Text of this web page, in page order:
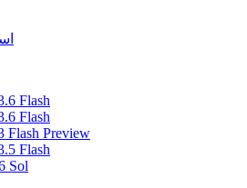
Flash
Flash
Flash Preview
Flash
Sol